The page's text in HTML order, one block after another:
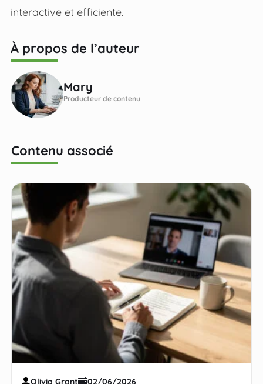
interactive et efficiente.
À propos de l’auteur
Mary
Producteur de contenu
Contenu associé